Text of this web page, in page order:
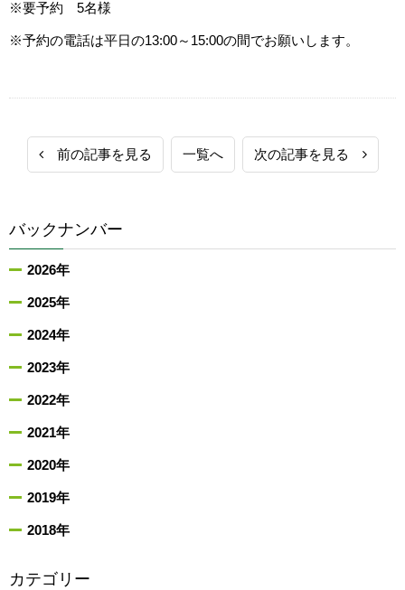
※要予約 5名様
※予約の電話は平日の13:00～15:00の間でお願いします。
前の記事を見る 一覧へ 次の記事を見る
バックナンバー
2026年
2025年
2024年
2023年
2022年
2021年
2020年
2019年
2018年
カテゴリー